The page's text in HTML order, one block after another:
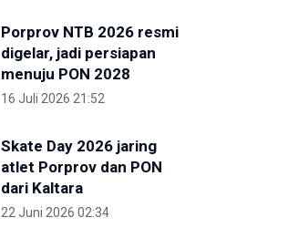
Porprov NTB 2026 resmi
digelar, jadi persiapan
menuju PON 2028
16 Juli 2026 21:52
Skate Day 2026 jaring
atlet Porprov dan PON
dari Kaltara
22 Juni 2026 02:34